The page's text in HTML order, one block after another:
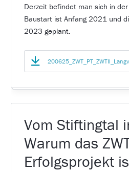
Derzeit befindet man sich in
Baustart ist Anfang 2021 und
2023 geplant.
Vom Stiftingtal
Warum das
Erfolgsprojekt